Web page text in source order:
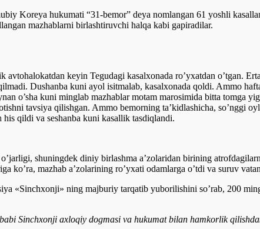
Koreya hukumati “31-bemor” deya nomlangan 61 yoshli
mazhablarni birlashtiruvchi halqa kabi gapiradilar.
keyin Tegudagi kasalxonada ro’yxatdan o’tgan.
Dushanba kuni ayol isitmalab, kasalxonada qoldi. Ammo
o’sha kuni minglab mazhablar motam marosimida bitta tomga
tavsiya qilishgan. Ammo bemorning ta’kidlashicha, so’nggi
his qildi va seshanba kuni kasallik tasdiqlandi.
shuningdek diniy birlashma a’zolaridan birining
ko’ra, mazhab a’zolarining ro’yxati odamlarga o’tdi va suruv
«Sinchxonji» ning majburiy tarqatib yuborilishini so’rab, 200
Sinchxonji axloqiy dogmasi va hukumat bilan hamkorlik